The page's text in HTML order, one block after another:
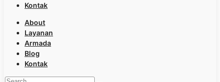
Kontak
About
Layanan
Armada
Blog
Kontak